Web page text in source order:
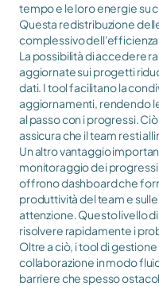
tempo e le loro energie su
Questa redistribuzione
complessivo
La possibilità di accedere
aggiornate sui progetti
dati. I tool facilitano la
aggiornamenti, rendendo
al passo con i progressi.
assicura che il team resti
Un altro vantaggio
monitoraggio dei
offrono dashboard che
produttività del team e
attenzione. Questo livello
risolvere rapidamente i
Oltre a ciò, i tool di
collaborazione in modo
barriere che spesso